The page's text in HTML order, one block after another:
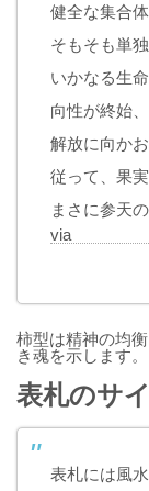
健全な集合
そもそも単
いかなる生
向性が終始、
解放に向か
従って、果
まさに参天
via
柿型は精神の均
き魂を示します。
表札のサ
表札には風